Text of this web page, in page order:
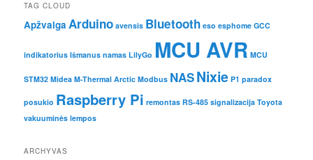
TAG CLOUD
Apžvalga Arduino avensis Bluetooth eso esphome GCC
indikatorius Išmanus namas LilyGo MCU AVR MCU
STM32 Midea M-Thermal Arctic Modbus NASNixie P1 paradox
posukio Raspberry Pi remontas RS-485 signalizacija Toyota
vakuuminės lempos
ARCHYVAS